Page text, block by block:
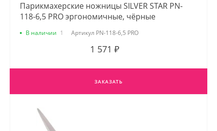
Парикмахерские ножницы SILVER STAR PN-
118-6,5 PRO эргономичные, чёрные
В наличии 1 Артикул PN-118-6,5 PRO
1 571 ₽
ЗАКАЗАТЬ